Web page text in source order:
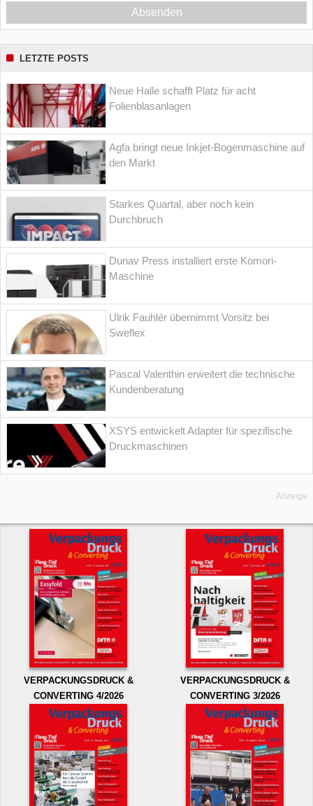
Absenden
LETZTE POSTS
Neue Halle schafft Platz für acht
Folienblasanlagen
Agfa bringt neue Inkjet-Bogenmaschine auf
den Markt
Starkes Quartal, aber noch kein
Durchbruch
Dunav Press installiert erste Komori-
Maschine
Ulrik Fauhlér übernimmt Vorsitz bei
Sweflex
Pascal Valenthin erweitert die technische
Kundenberatung
XSYS entwickelt Adapter für spezifische
Druckmaschinen
Anzeige
VERPACKUNGSDRUCK &
CONVERTING 4/2026
VERPACKUNGSDRUCK &
CONVERTING 3/2026